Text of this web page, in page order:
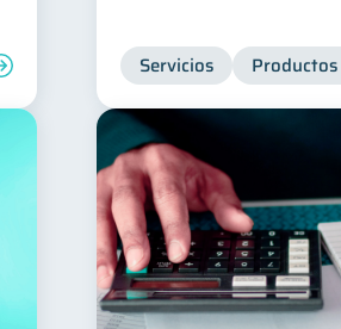
Educación financiera Consejos
Servicios